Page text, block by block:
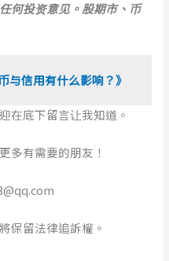
何投资意见。股期市、币
与信用有什么影响？》
在底下留言让我知道。
多有需要的朋友！
保留法律追訴權。